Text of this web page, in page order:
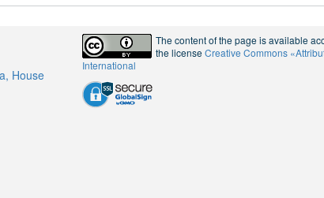
House
The content of the page is available
the licenseCreative Commons
International